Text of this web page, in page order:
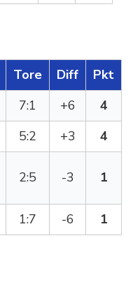
Tore Diff
Pkt
7:1 +6
4
5:2 +3 4
2:5 -3 1
1:7 -6 1